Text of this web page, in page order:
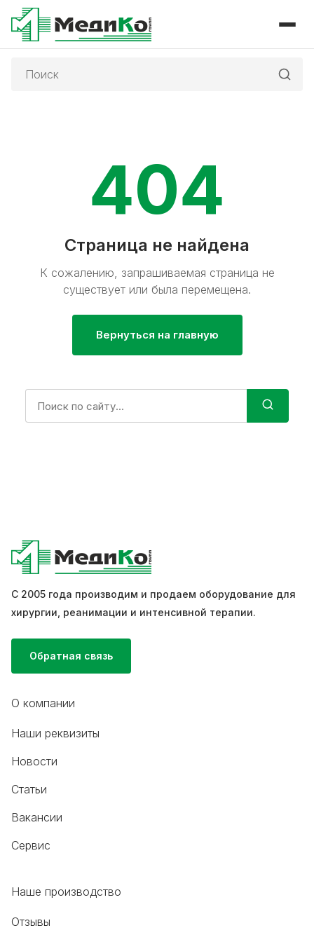
404
Страница не найдена
К сожалению, запрашиваемая страница не
существует или была перемещена.
Вернуться на главную
С 2005 года производим и продаем оборудование для
хирургии, реанимации и интенсивной терапии.
Обратная связь
О компании
Наши реквизиты
Новости
Статьи
Вакансии
Сервис
Наше производство
Отзывы